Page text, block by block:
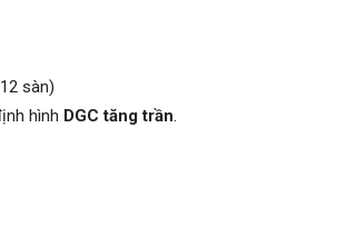
sàn)
hình DGC tăng trần.